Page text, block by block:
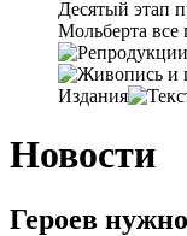
Десятый этап
Мольберта все
Издания
Новости
Героев